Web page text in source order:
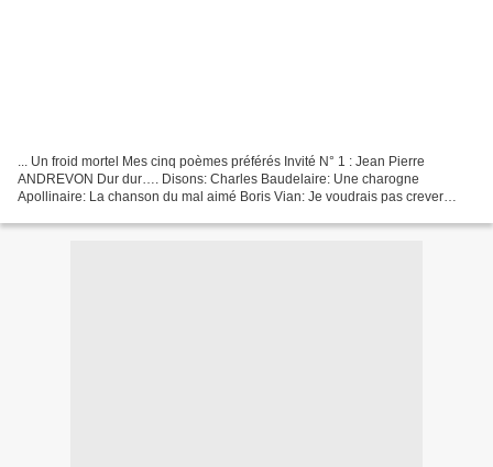
... Un froid mortel Mes cinq poèmes préférés Invité N° 1 : Jean Pierre
ANDREVON Dur dur…. Disons: Charles Baudelaire: Une charogne
Apollinaire: La chanson du mal aimé Boris Vian: Je voudrais pas crever